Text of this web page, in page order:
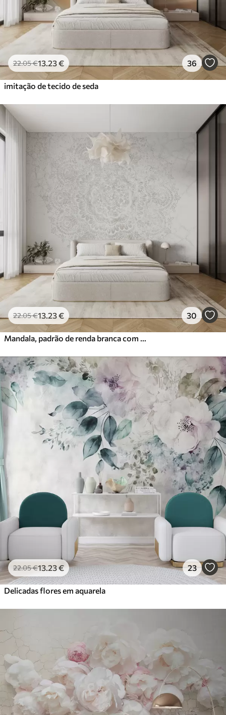
22.05€13 .23€ 36
imitação de tecido de seda
22.05€13 .23€ 30
22.05€13 .23€ 23
Delicadas flores em aquarela